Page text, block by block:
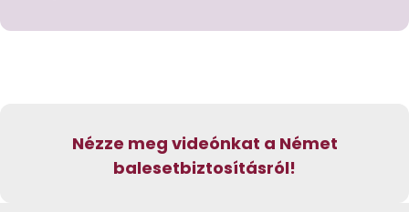
Nézze meg videónkat a Német
balesetbiztosításról!